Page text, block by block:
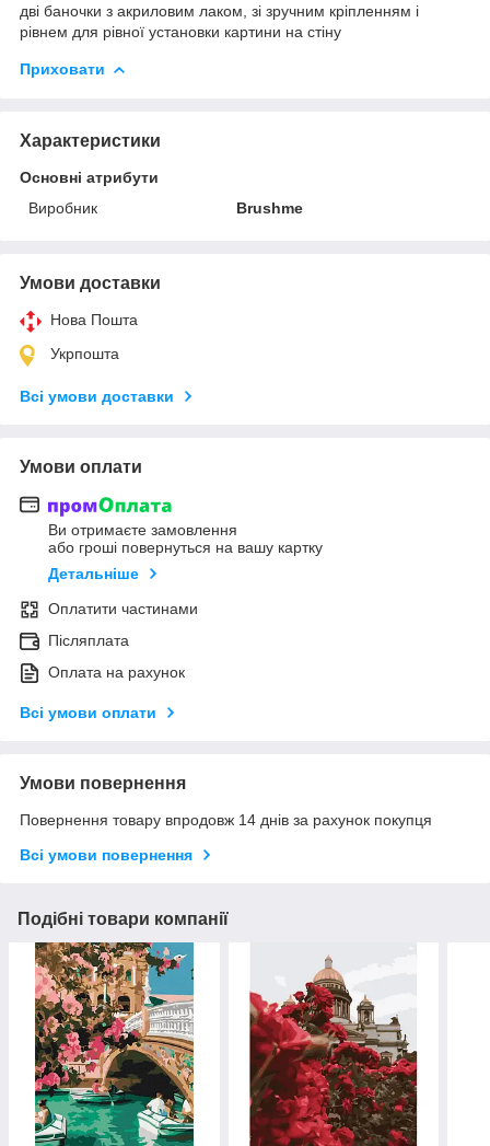
дві баночки з акриловим лаком, зі зручним кріпленням і
рівнем для рівної установки картини на стіну
Приховати
Характеристики
Основні атрибути
Виробник
Brushme
Умови доставки
Нова Пошта
Укрпошта
Всі умови доставки
Умови оплати
Ви отримаєте замовлення
або гроші повернуться на вашу картку
Детальніше
Оплатити частинами
Післяплата
Оплата на рахунок
Всі умови оплати
Умови повернення
Повернення товару впродовж 14 днів за рахунок покупця
Всі умови повернення
Подібні товари компанії